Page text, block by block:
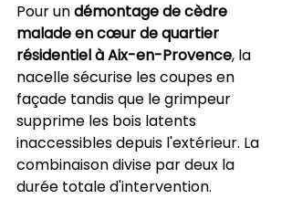
Pour un démontage de cèdre
malade en cœur de quartier
résidentiel à Aix-en-Provence, la
nacelle sécurise les coupes en
façade tandis que le grimpeur
supprime les bois latents
inaccessibles depuis l'extérieur. La
combinaison divise par deux la
durée totale d'intervention.